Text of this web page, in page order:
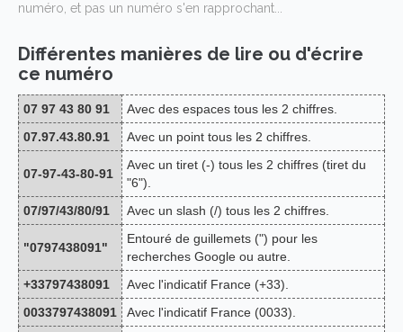
numéro, et pas un numéro s'en rapprochant...
Différentes manières de lire ou d'écrire
ce numéro
07 97 43 80 91
Avec des espaces tous les 2 chiffres.
07.97.43.80.91
Avec un point tous les 2 chiffres.
07-97-43-80-91
Avec un tiret (-) tous les 2 chiffres (tiret du
"6").
07/97/43/80/91
Avec un slash (/) tous les 2 chiffres.
"0797438091"
Entouré de guillemets (") pour les
recherches Google ou autre.
+33797438091
Avec l'indicatif France (+33).
0033797438091
Avec l'indicatif France (0033).